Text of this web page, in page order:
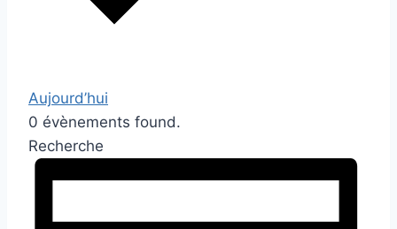
Aujourd’hui
0 évènements found.
Recherche